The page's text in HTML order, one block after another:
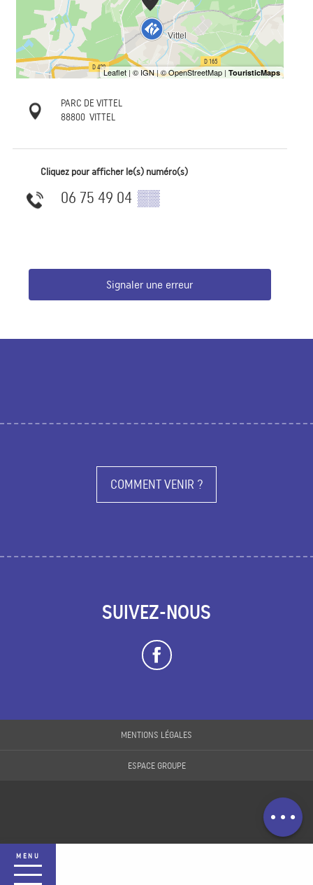
MENU
email
PARC DE VITTEL
88800 VITTEL
Cliquez pour afficher le(s) numéro(s)
06 75 49 04 ▒▒
Signaler une erreur
COMMENT VENIR ?
SUIVEZ-NOUS
MENTIONS LÉGALES
ESPACE GROUPE